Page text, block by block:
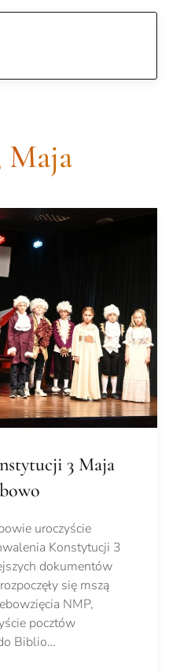
Maja
3 Maja
uroczyście
Konstytucji 3
dokumentów
się mszą
NMP,
pocztów
Biblio…